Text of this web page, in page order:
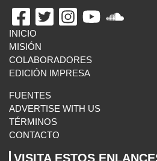
VISITA ESTOS ENLANCES
UN LATINO EN MINNESOTA
BOLETÍN INFORMATIVO
MAS ENLACES
E-MAIL US